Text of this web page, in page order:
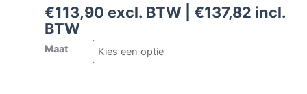
€113,90 excl. BTW | €137,82 incl.
BTW
Maat